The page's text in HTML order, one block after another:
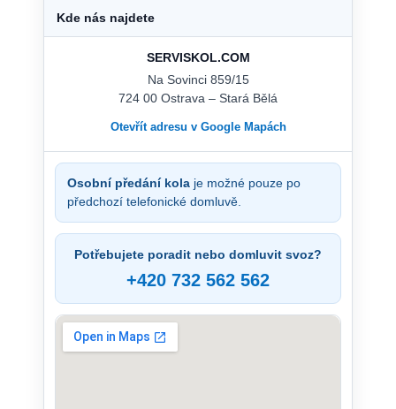
Kde nás najdete
SERVISKOL.COM
Na Sovinci 859/15
724 00 Ostrava – Stará Bělá
Otevřít adresu v Google Mapách
Osobní předání kola je možné pouze po
předchozí telefonické domluvě.
Potřebujete poradit nebo domluvit svoz?
+420 732 562 562